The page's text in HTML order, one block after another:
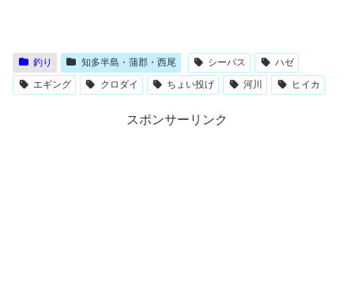
釣り 知多半島・蒲郡・西尾 シーバス
ハゼ
エギング
クロダイ ちょい投げ 河川 ヒイカ
スポンサーリンク